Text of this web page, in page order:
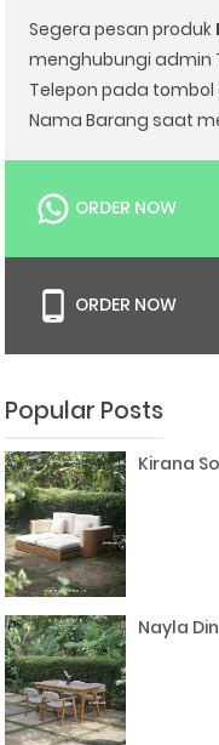
Segera pesan produk
menghubungi admin
Telepon pada
Nama Barang saat
ORDER NOW
ORDER NOW
Popular Posts
Kirana
Nayla